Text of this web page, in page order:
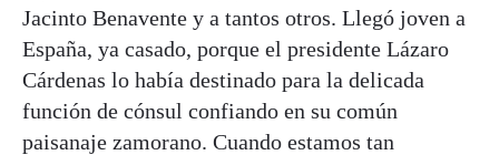
Jacinto Benavente y a tantos otros. Llegó joven a
España, ya casado, porque el presidente Lázaro
Cárdenas lo había destinado para la delicada
función de cónsul confiando en su común
paisanaje zamorano. Cuando estamos tan